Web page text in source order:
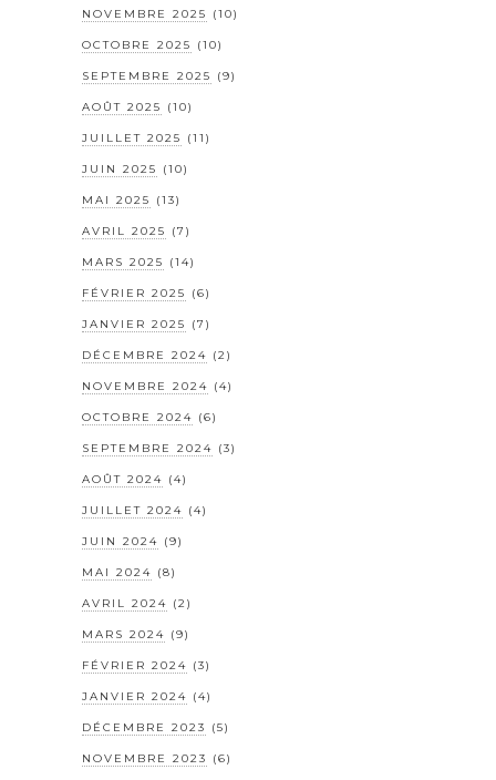
NOVEMBRE 2025 (10)
OCTOBRE 2025 (10)
SEPTEMBRE 2025 (9)
AOÛT 2025 (10)
JUILLET 2025 (11)
JUIN 2025 (10)
MAI 2025 (13)
AVRIL 2025 (7)
MARS 2025 (14)
FÉVRIER 2025 (6)
JANVIER 2025 (7)
DÉCEMBRE 2024 (2)
NOVEMBRE 2024 (4)
OCTOBRE 2024 (6)
SEPTEMBRE 2024 (3)
AOÛT 2024 (4)
JUILLET 2024 (4)
JUIN 2024 (9)
MAI 2024 (8)
AVRIL 2024 (2)
MARS 2024 (9)
FÉVRIER 2024 (3)
JANVIER 2024 (4)
DÉCEMBRE 2023 (5)
NOVEMBRE 2023 (6)